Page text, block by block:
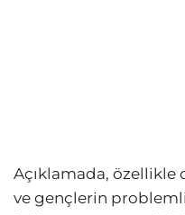
Açıklamada, özellikle
ve gençlerin